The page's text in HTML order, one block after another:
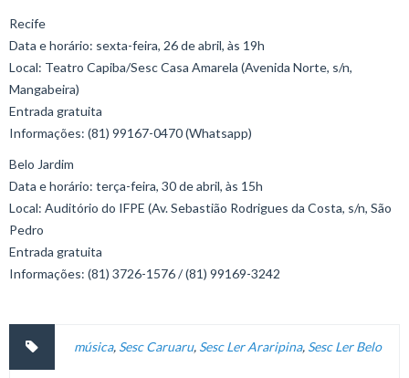
Recife
Data e horário: sexta-feira, 26 de abril, às 19h
Local: Teatro Capiba/Sesc Casa Amarela (Avenida Norte, s/n,
Mangabeira)
Entrada gratuita
Informações: (81) 99167-0470 (Whatsapp)
Belo Jardim
Data e horário: terça-feira, 30 de abril, às 15h
Local: Auditório do IFPE (Av. Sebastião Rodrigues da Costa, s/n, São
Pedro
Entrada gratuita
Informações: (81) 3726-1576 / (81) 99169-3242
música, Sesc Caruaru, Sesc Ler Araripina, Sesc Ler Belo